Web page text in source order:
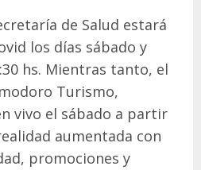
de Salud estará
los días sábado y
hs. Mientras tanto, el
Turismo,
vivo el sábado a partir
aumentada con
promociones y